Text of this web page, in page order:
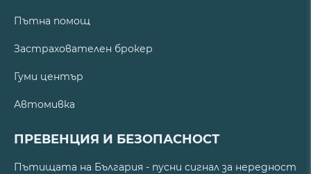
Пътна помощ
Застрахователен брокер
Гуми център
Автомивка
ПРЕВЕНЦИЯ И БЕЗОПАСНОСТ
Пътищата на България - пусни сигнал за нередност